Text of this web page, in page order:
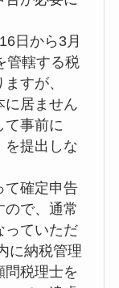
日から3月
管轄する税
すが、
に居ません
て事前に
を提出しな
て確定申告
ので、通常
っていただ
に納税管理
問税理士を